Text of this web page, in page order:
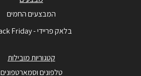
המבצעים החמים
בלאק פריידי - Black Friday
קטגוריות מובילות
טלפונים וסמארטפונים